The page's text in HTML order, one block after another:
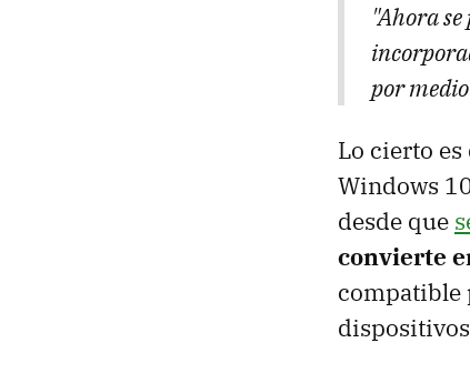
"Ahora
por
Lo cierto
Windows
desde que
convierte
compatible